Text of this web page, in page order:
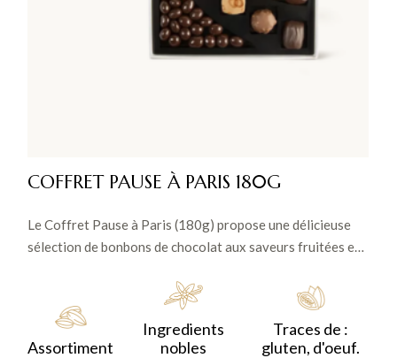
COFFRET PAUSE À PARIS 180G
Le Coffret Pause à Paris (180g) propose une délicieuse
sélection de bonbons de chocolat aux saveurs fruitées et
croquants enrobés de chocolat.
Assortiment
Ingredients
nobles
Traces de :
gluten, d'oeuf.